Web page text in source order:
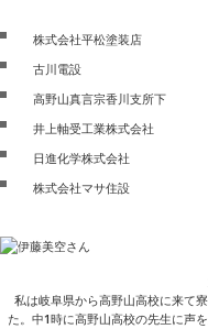
株式会社平松塗装店
古川電設
高野山真言宗香川支所下
井上軸受工業株式会社
日進化学株式会社
株式会社マサ住設
私は岐阜県から高野山高校に来て
た。中1時に高野山高校の先生に声